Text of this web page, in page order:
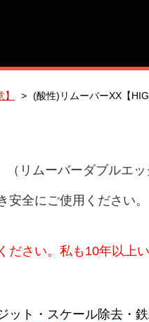
）
】
(酸性)リムーバーXX【
（リムーバーダブルエッ
全にご使用ください。
ださい。私も10年以上
ット・スケール除去・